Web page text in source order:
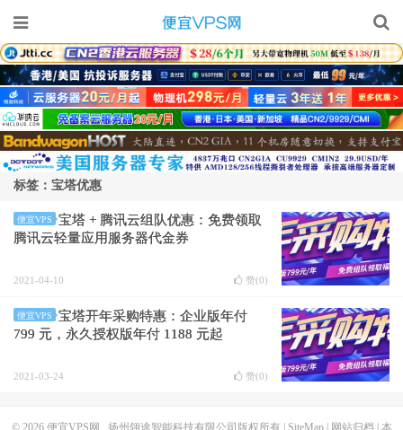
标签：宝塔优惠
便宜VPS
宝塔 + 腾讯云组队优惠：免费领取
腾讯云轻量应用服务器代金券
2021-04-10 赞(0)
便宜VPS
宝塔开年采购特惠：企业版年付
799 元，永久授权版年付 1188 元起
2021-03-24 赞(0)